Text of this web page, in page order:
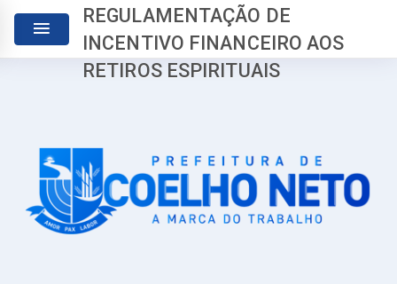
REGULAMENTAÇÃO DE
INCENTIVO FINANCEIRO AOS
RETIROS ESPIRITUAIS